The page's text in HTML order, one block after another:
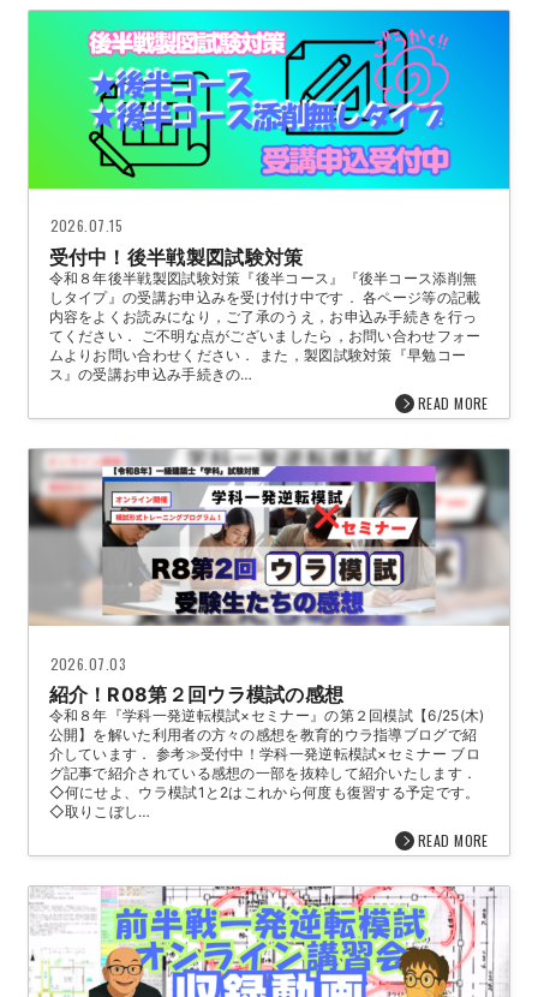
2026.07.15
受付中！後半戦製図試験対策
令和８年後半戦製図試験対策『後半コース』『後半コース添削無
しタイプ』の受講お申込みを受け付け中です． 各ページ等の記載
内容をよくお読みになり，ご了承のうえ，お申込み手続きを行っ
てください． ご不明な点がございましたら，お問い合わせフォー
ムよりお問い合わせください． また，製図試験対策『早勉コー
ス』の受講お申込み手続きの…
READ MORE
2026.07.03
紹介！R08第２回ウラ模試の感想
令和８年『学科一発逆転模試×セミナー』の第２回模試【6/25(木)
公開】を解いた利用者の方々の感想を教育的ウラ指導ブログで紹
介しています． 参考≫受付中！学科一発逆転模試×セミナー ブロ
グ記事で紹介されている感想の一部を抜粋して紹介いたします．
◇何にせよ、ウラ模試1と2はこれから何度も復習する予定です。
◇取りこぼし…
READ MORE